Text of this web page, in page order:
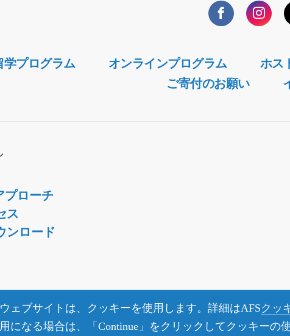
留学先の国情報
留学先の国情報
ダ語圏） -AFS留学先の国情報
ス語圏） -AFS留学先の国情報
留学先の国情報
AFS留学先の国情報
留学先の国情報
16
17
社会人
Facebook
学プログラム オンラインプログラム ホス
ご寄付のお願い
プローチ
ス
ンロード
ェブサイトは、クッキーを使用します。詳細はAFSクッ
になる場合は、「Continue」をクリックしてクッキーの